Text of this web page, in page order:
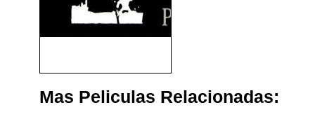
Mas Peliculas Relacionadas: